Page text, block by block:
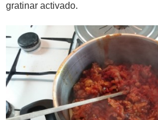
gratinar activado.